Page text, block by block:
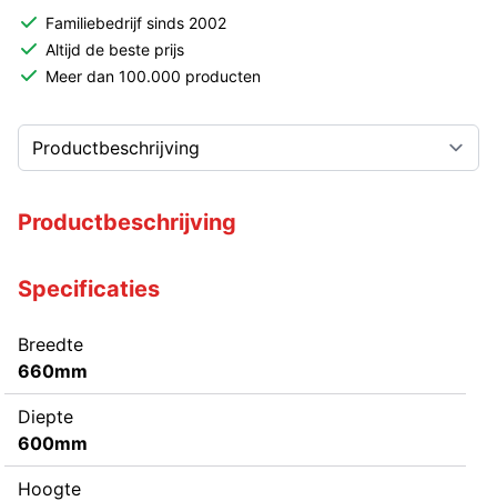
Familiebedrijf sinds 2002
Altijd de beste prijs
Meer dan 100.000 producten
Productbeschrijving
Specificaties
Breedte
660mm
Diepte
600mm
Hoogte